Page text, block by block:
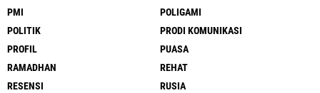
PMI
POLIGAMI
POLITIK
PRODI KOMUNIKASI
PROFIL
PUASA
RAMADHAN
REHAT
RESENSI
RUSIA